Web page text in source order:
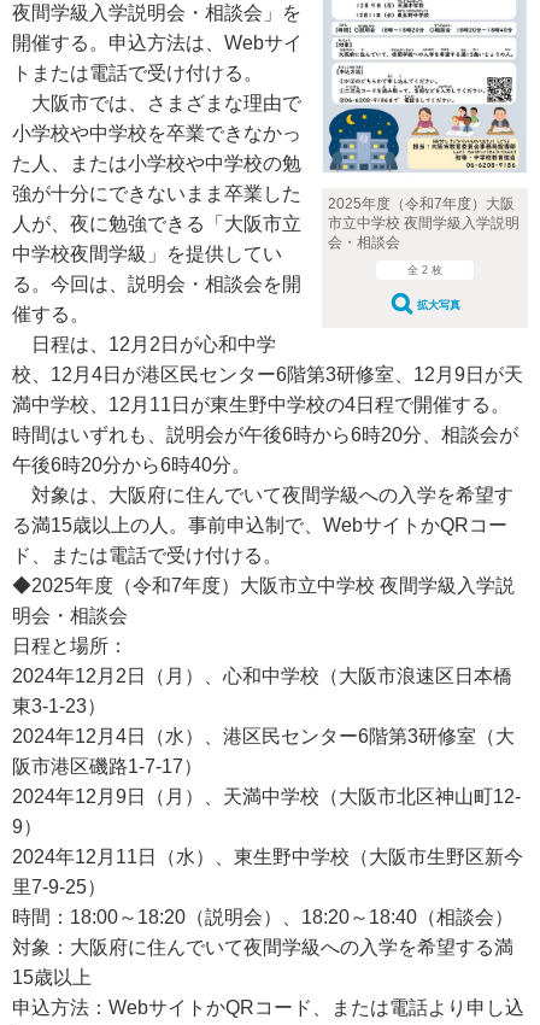
2025年度（令和7年度）大阪
市立中学校 夜間学級入学説明
会・相談会
全 2 枚
拡大写真
夜間学級入学説明会・相談会」を
開催する。申込方法は、Webサイ
トまたは電話で受け付ける。
大阪市では、さまざまな理由で
小学校や中学校を卒業できなかっ
た人、または小学校や中学校の勉
強が十分にできないまま卒業した
人が、夜に勉強できる「大阪市立
中学校夜間学級」を提供してい
る。今回は、説明会・相談会を開
催する。
日程は、12月2日が心和中学
校、12月4日が港区民センター6階第3研修室、12月9日が天
満中学校、12月11日が東生野中学校の4日程で開催する。
時間はいずれも、説明会が午後6時から6時20分、相談会が
午後6時20分から6時40分。
対象は、大阪府に住んでいて夜間学級への入学を希望す
る満15歳以上の人。事前申込制で、WebサイトかQRコー
ド、または電話で受け付ける。
◆2025年度（令和7年度）大阪市立中学校 夜間学級入学説
明会・相談会
日程と場所：
2024年12月2日（月）、心和中学校（大阪市浪速区日本橋
東3-1-23）
2024年12月4日（水）、港区民センター6階第3研修室（大
阪市港区磯路1-7-17）
2024年12月9日（月）、天満中学校（大阪市北区神山町12-
9）
2024年12月11日（水）、東生野中学校（大阪市生野区新今
里7-9-25）
時間：18:00～18:20（説明会）、18:20～18:40（相談会）
対象：大阪府に住んでいて夜間学級への入学を希望する満
15歳以上
申込方法：WebサイトかQRコード、または電話より申し込